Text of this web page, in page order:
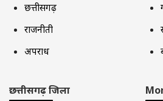
छत्तीसगढ़
राजनीती
अपराध
छत्तीसगढ़ जिला